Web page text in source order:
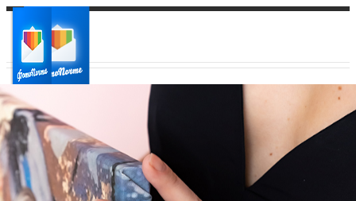
Ваш город:
Ваш регион доставки